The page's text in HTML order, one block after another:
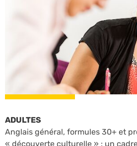
ADULTES
Anglais général, formules 30+ et
« découverte culturelle » : un